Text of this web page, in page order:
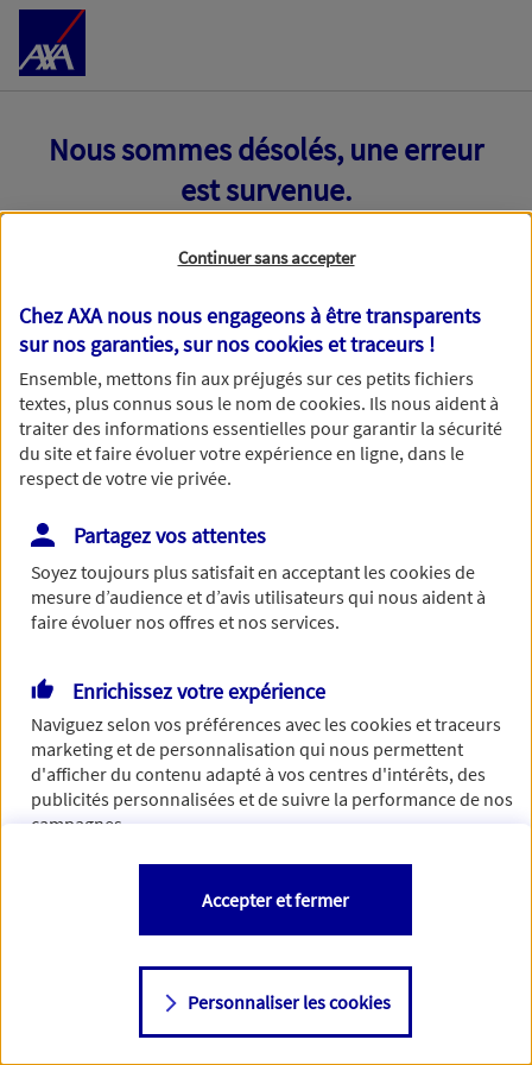
Accéder au Contenu
Nous sommes désolés, une erreur
est survenue.
Toutes nos excuses, une erreur technique nous empêche
de traiter votre demande. N'hésitez pas à rafraichir ce
formulaire dans quelques minutes.
Si besoin, vous pouvez nous joindre via notre page de
contact.
> Nous contacter
Continuer sans accepter
Chez AXA nous nous engageons à être transparents
sur nos garanties, sur noscookies et traceurs !
Ensemble, mettons fin aux préjugés sur ces petits fichiers
textes, plus connus sous le nom decookies. Ils nous aident à
traiter des informations essentielles pour garantir la sécurité
du site et faire évoluer votre expérience en ligne, dans le
respect de votre vie privée.
Partagez vos attentes
Soyez toujours plus satisfait en acceptant lescookiesde
mesure d’audience et d’avis utilisateurs qui nous aident à
faire évoluer nos offres et nos services.
Enrichissez votre expérience
Naviguez selon vos préférences avec lescookies et traceurs
marketing et de personnalisation qui nous permettent
d'afficher du contenu adapté à vos centres d'intérêts, des
publicités personnalisées et de suivre la performance de nos
campagnes.
Vous êtes libre de les accepter, de les refuser comme de
changer d'avis à tout moment en allant sur
Consulter notre politique decookies
Personnaliser les cookies
Accepter et fermer